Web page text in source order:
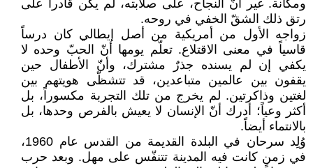
ومكانة. غير أنّ النجاح، على صلابته، لم يكن قادراً على
رتق ذلك الشقّ الخفي في روحه.
زواجه الأول من أمريكية من أصل إيطالي كان درساً
قاسياً في معنى الاقتلاع. تعلّم يومها أنّ الحبّ وحده لا
يكفي إن لم يسنده جذرٌ مشترك، وأنّ الأطفال حين
يقفون بين عالمين متباعدين، قد تتشظّى هويتهم بين
لغتين وذاكرتين. لم يخرج من تلك التجربة مكسوراً، بل
أكثر وعياً؛ أدرك أنّ الإنسان لا يعيش بالفرص وحدها، بل
بالانتماء أيضاً.
وُلِد سرحان في البلدة القديمة من القدس عام 1960،
في زمنٍ كانت فيه المدينة تتنفّس على مهل. وبعد حرب